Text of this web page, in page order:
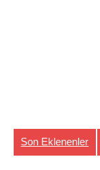
Son Eklenenler